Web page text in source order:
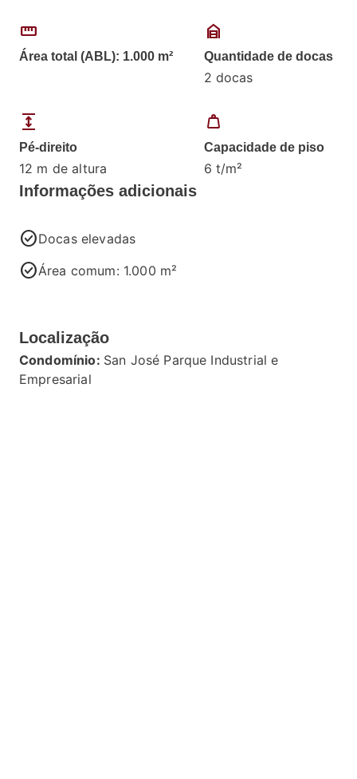
straighten
Área total (ABL): 1.000 m²
garage_home
Quantidade de docas
2 docas
expand
Pé-direito
12 m de altura
weight
Capacidade de piso
6 t/m²
Informações adicionais
check_circleDocas elevadas
check_circleÁrea comum: 1.000 m²
Localização
Condomínio: San José Parque Industrial e
Empresarial